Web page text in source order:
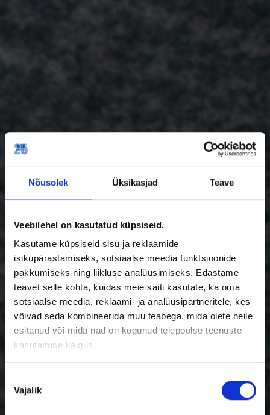
Nõusolek Üksikasjad Teave
Veebilehel on kasutatud küpsiseid.
Kasutame küpsiseid sisu ja reklaamide
isikupärastamiseks, sotsiaalse meedia funktsioonide
pakkumiseks ning liikluse analüüsimiseks. Edastame
teavet selle kohta, kuidas meie saiti kasutate, ka oma
sotsiaalse meedia, reklaami- ja analüüsipartneritele, kes
võivad seda kombineerida muu teabega, mida olete neile
esitanud või mida nad on kogunud teiepoolse teenuste
kasutamise käigus.
valik
Vajalik
Tere tulemast KGK
perekonda!